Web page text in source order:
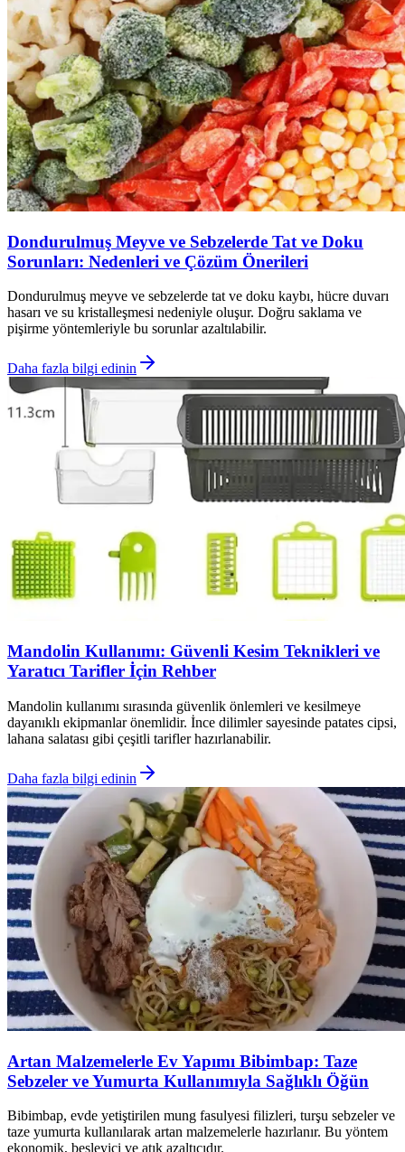
Dondurulmuş Meyve ve Sebzelerde Tat ve Doku
Sorunları: Nedenleri ve Çözüm Önerileri
Dondurulmuş meyve ve sebzelerde tat ve doku kaybı, hücre duvarı
hasarı ve su kristalleşmesi nedeniyle oluşur. Doğru saklama ve
pişirme yöntemleriyle bu sorunlar azaltılabilir.
Daha fazla bilgi edinin
Mandolin Kullanımı: Güvenli Kesim Teknikleri ve
Yaratıcı Tarifler İçin Rehber
Mandolin kullanımı sırasında güvenlik önlemleri ve kesilmeye
dayanıklı ekipmanlar önemlidir. İnce dilimler sayesinde patates cipsi,
lahana salatası gibi çeşitli tarifler hazırlanabilir.
Daha fazla bilgi edinin
Artan Malzemelerle Ev Yapımı Bibimbap: Taze
Sebzeler ve Yumurta Kullanımıyla Sağlıklı Öğün
Bibimbap, evde yetiştirilen mung fasulyesi filizleri, turşu sebzeler ve
taze yumurta kullanılarak artan malzemelerle hazırlanır. Bu yöntem
ekonomik, besleyici ve atık azaltıcıdır.